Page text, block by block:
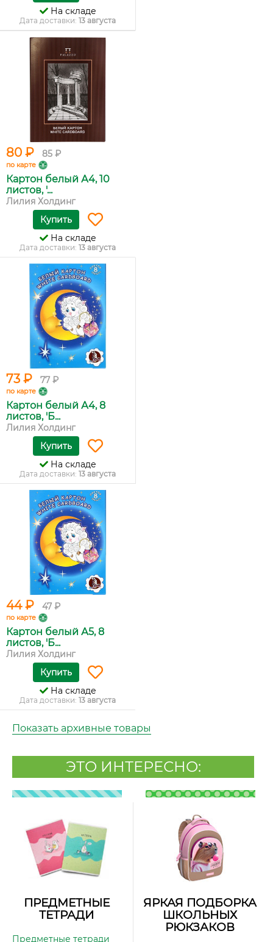
На складе
Дата доставки: 13 августа
80 ₽ 85 ₽
по карте
Картон белый А4, 10
листов, '...
Лилия Холдинг
Купить
На складе
Дата доставки: 13 августа
73 ₽ 77 ₽
по карте
Картон белый А4, 8
листов, 'Б...
Лилия Холдинг
Купить
На складе
Дата доставки: 13 августа
44 ₽ 47 ₽
по карте
Картон белый А5, 8
листов, 'Б...
Лилия Холдинг
Купить
На складе
Дата доставки: 13 августа
Показать архивные товары
ЭТО ИНТЕРЕСНО:
ПРЕДМЕТНЫЕ
ТЕТРАДИ
Предметные тетради
ЯРКАЯ ПОДБОРКА
ШКОЛЬНЫХ
РЮКЗАКОВ